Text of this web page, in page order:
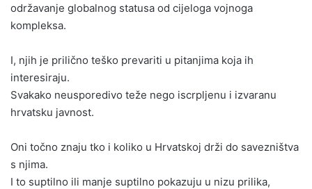
održavanje globalnog statusa od cijeloga vojnoga
kompleksa.
I, njih je prilično teško prevariti u pitanjima koja ih
interesiraju.
Svakako neusporedivo teže nego iscrpljenu i izvaranu
hrvatsku javnost.
Oni točno znaju tko i koliko u Hrvatskoj drži do savezništva
s njima.
I to suptilno ili manje suptilno pokazuju u nizu prilika,